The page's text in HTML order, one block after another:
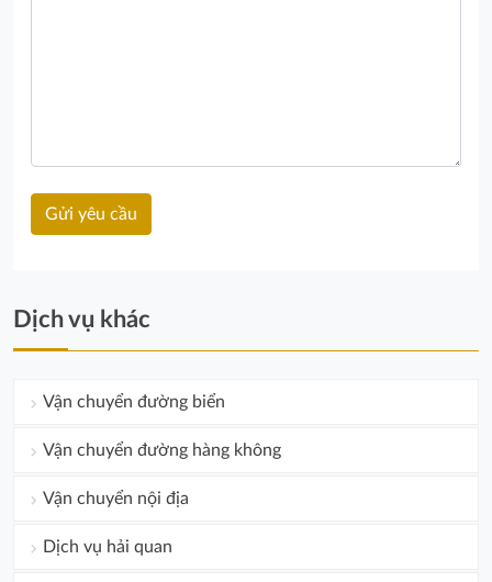
Dịch vụ khác
Vận chuyển đường biển
Vận chuyển đường hàng không
Vận chuyển nội địa
Dịch vụ hải quan